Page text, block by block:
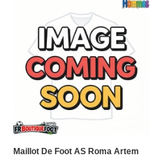
Maillot De Foot AS Roma Artem